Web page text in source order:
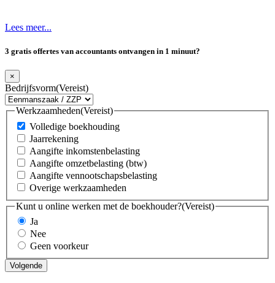
Lees meer...
3 gratis offertes van accountants ontvangen in 1 minuut?
×
Bedrijfsvorm(Vereist)
Werkzaamheden(Vereist)
Volledige boekhouding
Jaarrekening
Aangifte inkomstenbelasting
Aangifte omzetbelasting (btw)
Aangifte vennootschapsbelasting
Overige werkzaamheden
Kunt u online werken met de boekhouder?(Vereist)
Ja
Nee
Geen voorkeur